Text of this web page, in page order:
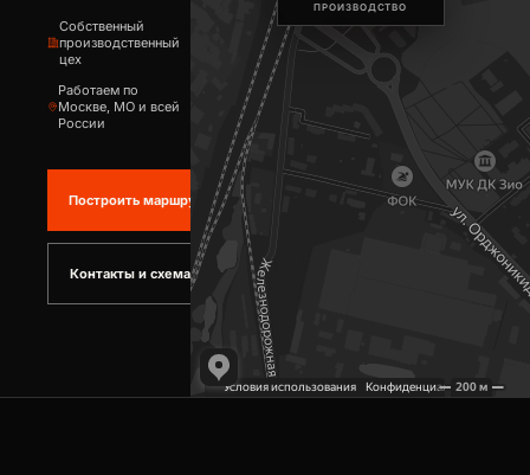
Собственный
производственный
цех
Работаем по
Москве, МО и всей
России
Построить маршрут
Контакты и схема проезда
ПРОИЗВОДСТВО